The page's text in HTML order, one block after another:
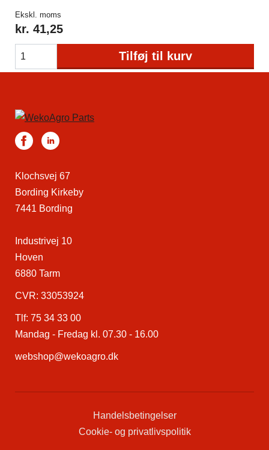
Ekskl. moms
kr. 41,25
Tilføj til kurv
Klochsvej 67
Bording Kirkeby
7441 Bording
Industrivej 10
Hoven
6880 Tarm
CVR: 33053924
Tlf: 75 34 33 00
Mandag - Fredag kl. 07.30 - 16.00
webshop@wekoagro.dk
Handelsbetingelser
Cookie- og privatlivspolitik